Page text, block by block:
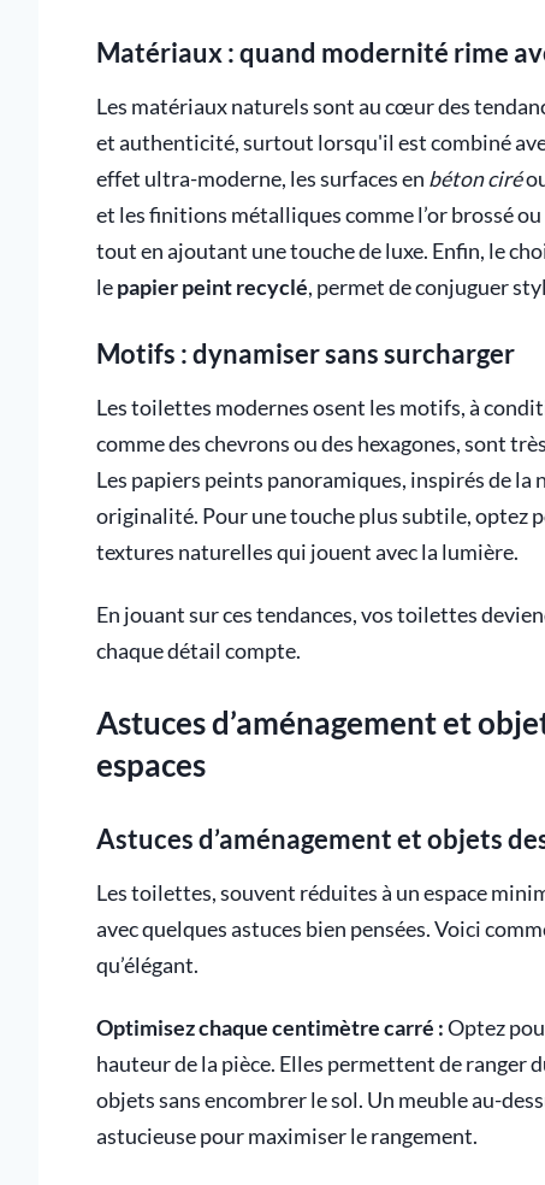
Matériaux : quand modernité rime
Les matériaux naturels sont au cœur des
et authenticité, surtout lorsqu'il est combiné
effet ultra-moderne, les surfaces en béton ciré
et les finitions métalliques comme l’or brossé
tout en ajoutant une touche de luxe. Enfin, le
lepapier peint recyclé, permet de conjuguer
Motifs : dynamiser sans surcharger
Les toilettes modernes osent les motifs, à
comme des chevrons ou des hexagones, sont
Les papiers peints panoramiques, inspirés de
originalité. Pour une touche plus subtile, optez
textures naturelles qui jouent avec la lumière.
En jouant sur ces tendances, vos toilettes
chaque détail compte.
Astuces d’aménagement et
espaces
Astuces d’aménagement et objets
Les toilettes, souvent réduites à un espace
avec quelques astuces bien pensées. Voici
qu’élégant.
Optimisez chaque centimètre carré :Optez
hauteur de la pièce. Elles permettent de ranger
objets sans encombrer le sol. Un meuble au-
astucieuse pour maximiser le rangement.